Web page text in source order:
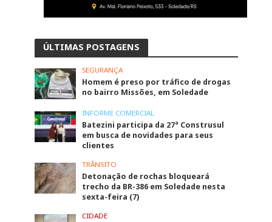
ÚLTIMAS POSTAGENS
SEGURANÇA
Homem é preso por tráfico de drogas
no bairro Missões, em Soledade
INFORME COMERCIAL
Batezini participa da 27ª Construsul
em busca de novidades para seus
clientes
TRÂNSITO
Detonação de rochas bloqueará
trecho da BR-386 em Soledade nesta
sexta-feira (7)
CIDADE